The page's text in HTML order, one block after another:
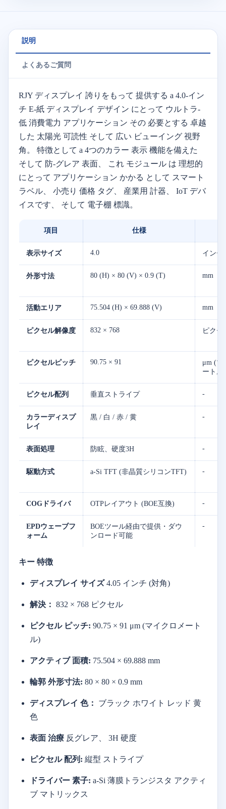
説明
よくあるご質問
RJY ディスプレイ 誇りをもって 提供する a 4.0-イン
チ E-紙 ディスプレイ デザイン にとって ウルトラ-
低 消費電力 アプリケーション その 必要とする 卓越
した 太陽光 可読性 そして 広い ビューイング 視野
角。 特徴として a 4つのカラー 表示 機能を備えた
そして 防-グレア 表面、 これ モジュール は 理想的
にとって アプリケーション かかる として スマート
ラベル、 小売り 価格 タグ、 産業用 計器、 IoT デバ
イスです、 そして 電子棚 標識。
項目 仕様
表示サイズ 4.0 インチ
外形寸法 80 (H) × 80 (V) × 0.9 (T) mm
活動エリア 75.504 (H) × 69.888 (V) mm
ピクセル解像度 832 × 768 ピクセ
ピクセルピッチ 90.75 × 91
μm (マ
ートル)
ピクセル配列 垂直ストライプ -
カラーディスプ
レイ
黒 / 白 / 赤 / 黄 -
表面処理 防眩、硬度3H -
駆動方式 a-Si TFT (非晶質シリコンTFT) -
COGドライバ OTPレイアウト (BOE互換) -
EPDウェーブフ
ォーム
BOEツール経由で提供・ダウ
ンロード可能
-
キー 特徴
ディスプレイ サイズ 4.05 インチ (対角)
解決： 832 × 768 ピクセル
ピクセル ピッチ: 90.75 × 91 μm (マイクロメート
ル)
アクティブ面積: 75.504 × 69.888 mm
輪郭 外形寸法: 80 × 80 × 0.9 mm
ディスプレイ 色： ブラック ホワイト レッド 黄
色
表面 治療 反 グレア、 3H 硬度
ピクセル配列: 縦型 ストライプ
ドライバー 素子: a-Si 薄膜トランジスタ アクティ
ブ マトリックス